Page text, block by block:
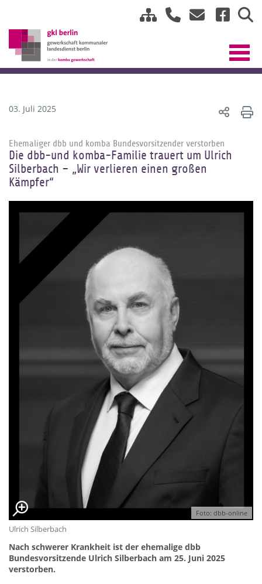
03. Juli 2025
Ehemaliger dbb und komba Bundesvorsitzender verstorben
Die dbb-und komba-Familie trauert um Ulrich
Silberbach – „Wir verlieren einen großen
Kämpfer“
Foto: dbb-online
Ulrich Silberbach
Nach schwerer Krankheit ist der ehemalige dbb
Bundesvorsitzende Ulrich Silberbach am 25. Juni 2025
verstorben.